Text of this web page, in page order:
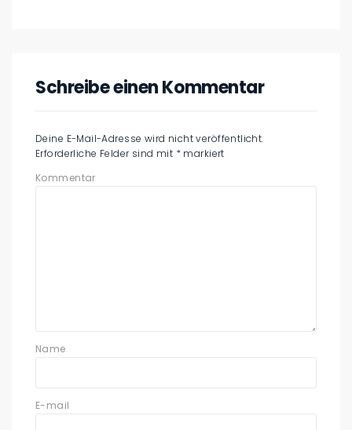
Schreibe einen Kommentar
Deine E-Mail-Adresse wird nicht veröffentlicht.
Erforderliche Felder sind mit * markiert
Kommentar
Name
E-mail